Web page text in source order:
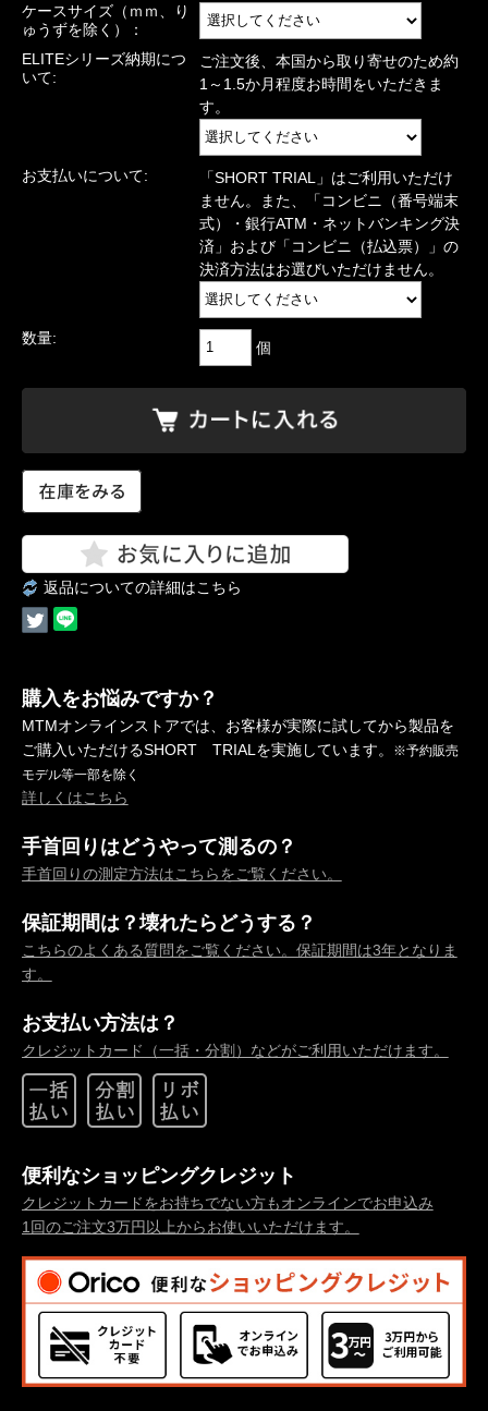
ケースサイズ（ｍｍ、り
ゅうずを除く）：
ELITEシリーズ納期につ
いて:
ご注文後、本国から取り寄せのため約
1～1.5か月程度お時間をいただきま
す。
お支払いについて:
「SHORT TRIAL」はご利用いただけ
ません。また、「コンビニ（番号端末
式）・銀行ATM・ネットバンキング決
済」および「コンビニ（払込票）」の
決済方法はお選びいただけません。
数量:
個
返品についての詳細はこちら
購入をお悩みですか？
MTMオンラインストアでは、お客様が実際に試してから製品を
ご購入いただけるSHORT TRIALを実施しています。
※予約販売
モデル等一部を除く
詳しくはこちら
手首回りはどうやって測るの？
手首回りの測定方法はこちらをご覧ください。
保証期間は？壊れたらどうする？
こちらのよくある質問をご覧ください。保証期間は3年となりま
す。
お支払い方法は？
クレジットカード（一括・分割）などがご利用いただけます。
便利なショッピングクレジット
クレジットカードをお持ちでない方もオンラインでお申込み
1回のご注文3万円以上からお使いいただけます。